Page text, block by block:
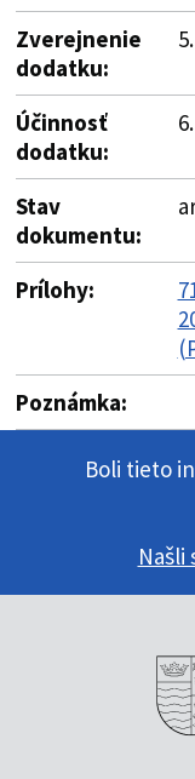
Zverejnenie
dodatku:
Účinnosť
dodatku:
Stav
dokumentu:
Prílohy:
Poznámka:
Boli tieto
Našli